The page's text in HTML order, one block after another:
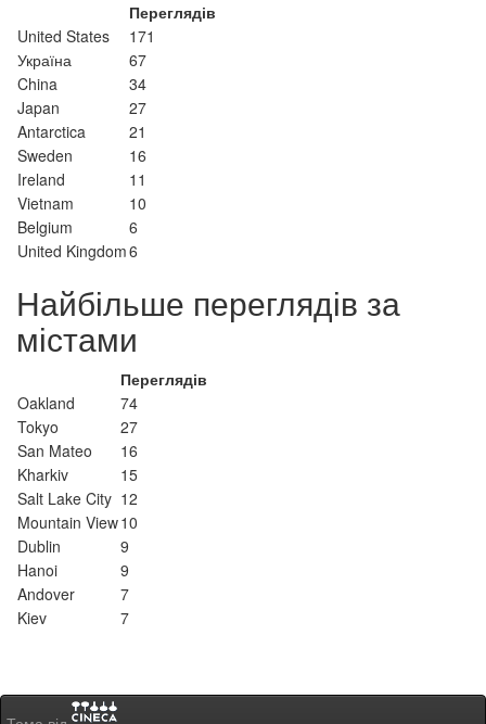
Переглядів
United States
171
Україна
67
China
34
Japan
27
Antarctica
21
Sweden
16
Ireland
11
Vietnam
10
Belgium
6
United Kingdom6
Найбільше переглядів за
містами
Переглядів
Oakland
74
Tokyo
27
San Mateo
16
Kharkiv
15
Salt Lake City 12
Mountain View10
Dublin
9
Hanoi
9
Andover
7
Kiev
7